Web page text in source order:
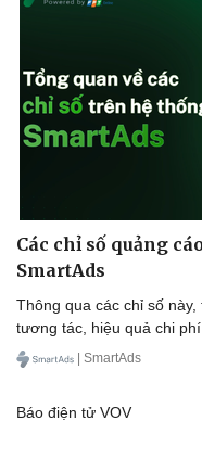
Các chỉ số quảng
SmartAds
Thông qua các chỉ số
tương tác, hiệu quả chi phí.
| SmartAds
Báo điện tử VOV